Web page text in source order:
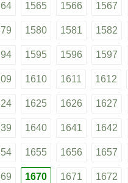
1565 1566 1567
1580 1581 1582
1595 1596 1597
1610 1611 1612
1625 1626 1627
1640 1641 1642
1655 1656 1657
1670 1671 1672